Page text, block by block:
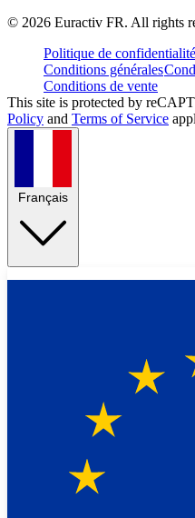
© 2026 Euractiv FR. All rights
Politique de confidentialité
Conditions générales
Conditions de vente
This site is protected by
Policy and Terms of Service
Français